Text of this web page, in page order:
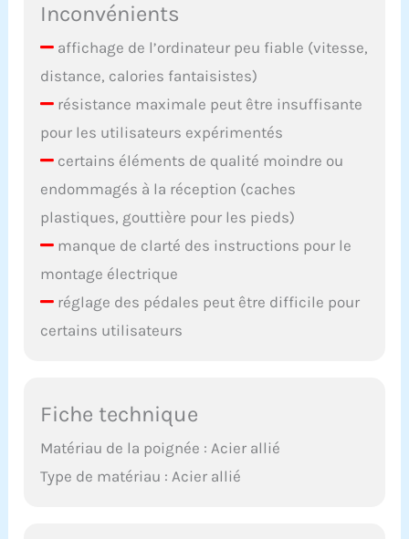
Inconvénients
affichage de l’ordinateur peu fiable (vitesse,
distance, calories fantaisistes)
résistance maximale peut être insuffisante
pour les utilisateurs expérimentés
certains éléments de qualité moindre ou
endommagés à la réception (caches
plastiques, gouttière pour les pieds)
manque de clarté des instructions pour le
montage électrique
réglage des pédales peut être difficile pour
certains utilisateurs
Fiche technique
Matériau de la poignée : Acier allié
Type de matériau : Acier allié